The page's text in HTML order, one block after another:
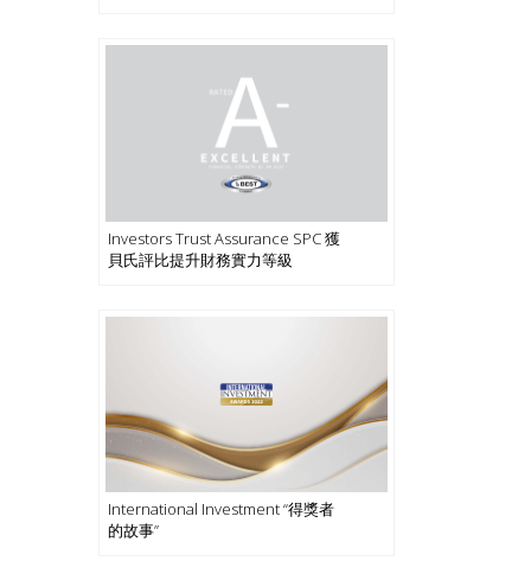
Investors Trust Assurance SPC 獲
貝氏評比提升財務實力等級
International Investment “得獎者
的故事”